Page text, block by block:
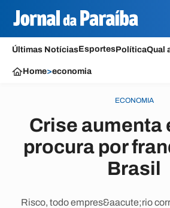
Últimas NotíciasEsportesPolíticaQual
Home>economia
ECONOMIA
Crise aumenta
procura por
Brasil
Risco, todo empres&aacute;rio